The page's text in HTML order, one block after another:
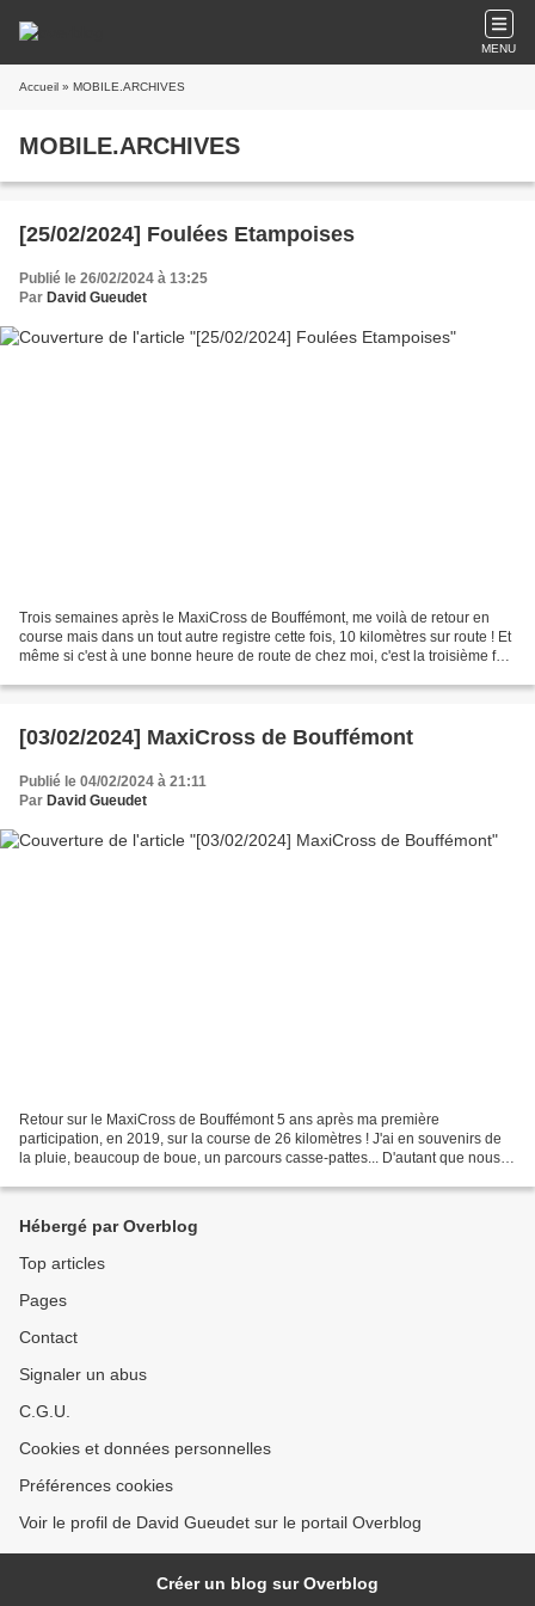
MENU
Accueil » MOBILE.ARCHIVES
MOBILE.ARCHIVES
[25/02/2024] Foulées Etampoises
Publié le 26/02/2024 à 13:25
Par David Gueudet
Trois semaines après le MaxiCross de Bouffémont, me voilà de retour en
course mais dans un tout autre registre cette fois, 10 kilomètres sur route ! Et
même si c'est à une bonne heure de route de chez moi, c'est la troisième fois
[03/02/2024] MaxiCross de Bouffémont
Publié le 04/02/2024 à 21:11
Par David Gueudet
Retour sur le MaxiCross de Bouffémont 5 ans après ma première
participation, en 2019, sur la course de 26 kilomètres ! J'ai en souvenirs de
la pluie, beaucoup de boue, un parcours casse-pattes... D'autant que nous
Hébergé par Overblog
Top articles
Pages
Contact
Signaler un abus
C.G.U.
Cookies et données personnelles
Préférences cookies
Voir le profil de David Gueudet sur le portail Overblog
Créer un blog sur Overblog